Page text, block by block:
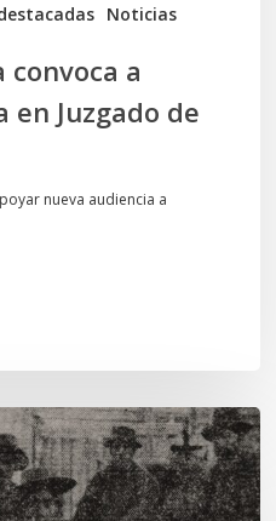
Noticias
convoca a
en Juzgado de
nueva audiencia a